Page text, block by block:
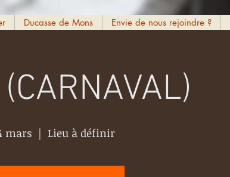
Ducasse de Mons Envie de nous rejoindre ?
mars
  |
Lieu à définir